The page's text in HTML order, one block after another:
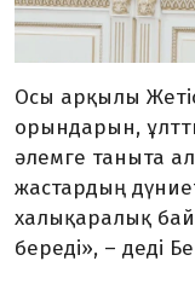
Осы арқылы
орындарын,
әлемге таныта
жастардың
халықаралық
береді», – деді